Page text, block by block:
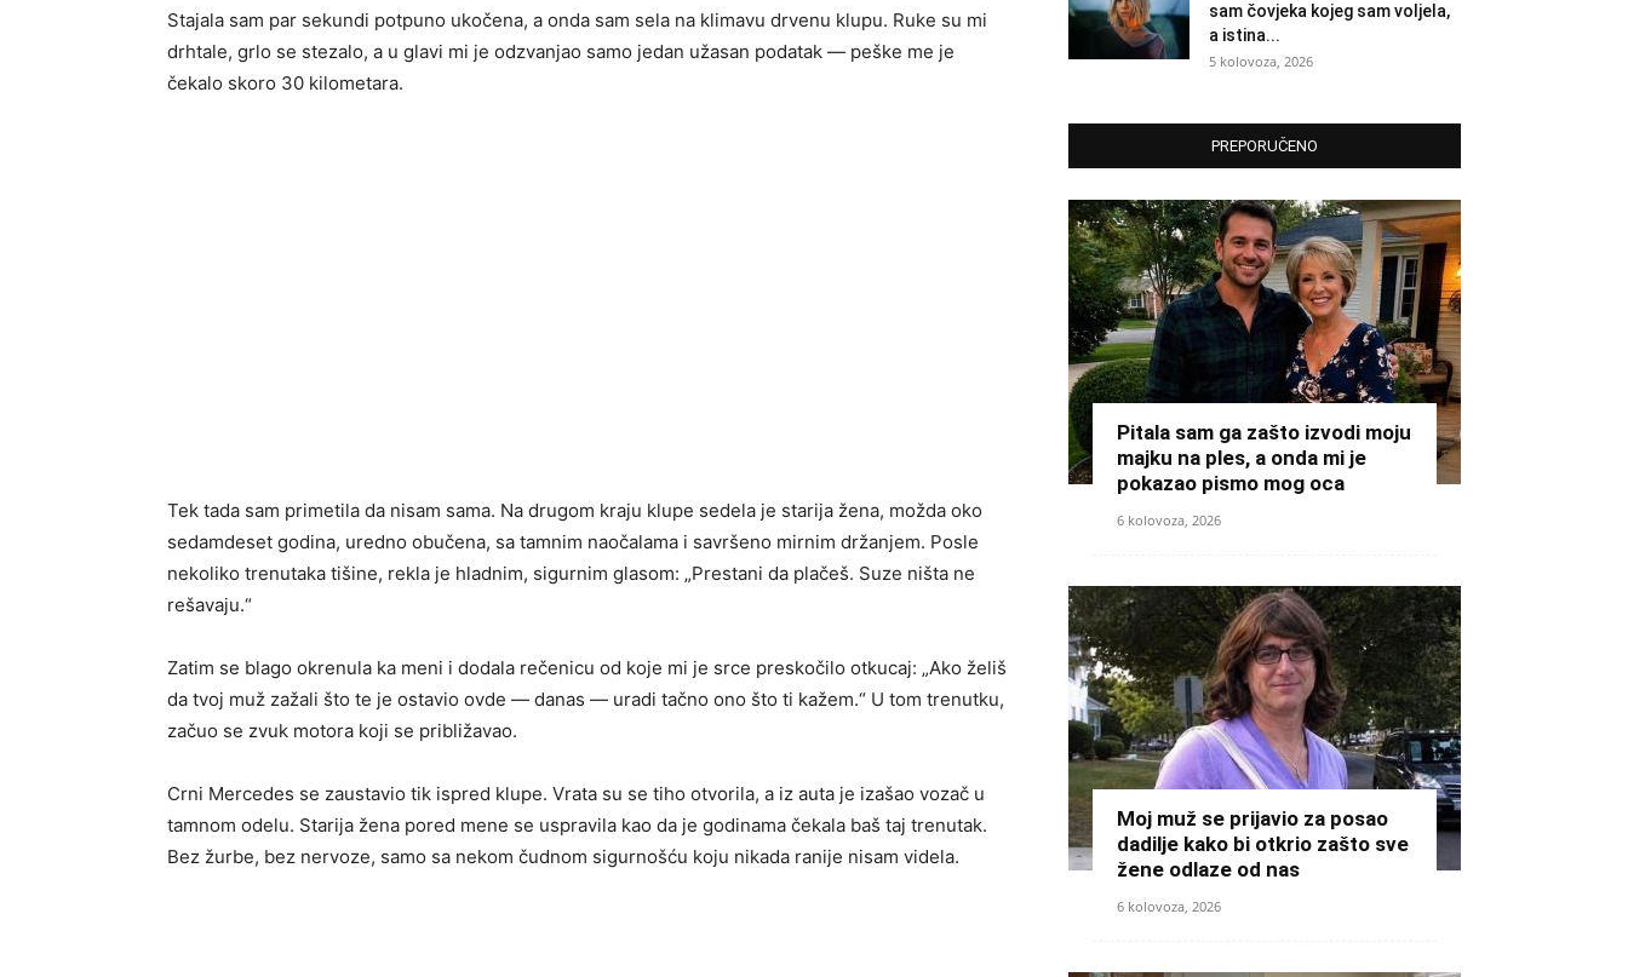
Stajala sam par sekundi potpuno ukočena, a onda sam sela na klimavu drvenu klupu. Ruke su mi
drhtale, grlo se stezalo, a u glavi mi je odzvanjao samo jedan užasan podatak — peške me je
čekalo skoro 30 kilometara.
Tek tada sam primetila da nisam sama. Na drugom kraju klupe sedela je starija žena, možda oko
sedamdeset godina, uredno obučena, sa tamnim naočalama i savršeno mirnim držanjem. Posle
nekoliko trenutaka tišine, rekla je hladnim, sigurnim glasom: „Prestani da plačeš. Suze ništa ne
rešavaju.“
Zatim se blago okrenula ka meni i dodala rečenicu od koje mi je srce preskočilo otkucaj: „Ako želiš
da tvoj muž zažali što te je ostavio ovde — danas — uradi tačno ono što ti kažem.“ U tom trenutku,
začuo se zvuk motora koji se približavao.
Crni Mercedes se zaustavio tik ispred klupe. Vrata su se tiho otvorila, a iz auta je izašao vozač u
tamnom odelu. Starija žena pored mene se uspravila kao da je godinama čekala baš taj trenutak.
Bez žurbe, bez nervoze, samo sa nekom čudnom sigurnošću koju nikada ranije nisam videla.
sam čovjeka kojeg sam voljela,
a istina...
5 kolovoza, 2026
PREPORUČENO
Pitala sam ga zašto izvodi moju
majku na ples, a onda mi je
pokazao pismo mog oca
6 kolovoza, 2026
Moj muž se prijavio za posao
dadilje kako bi otkrio zašto sve
žene odlaze od nas
6 kolovoza, 2026